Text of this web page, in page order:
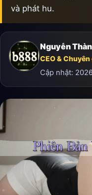
và phát hu.
Nguyễn
CEO &
Cập nhật: